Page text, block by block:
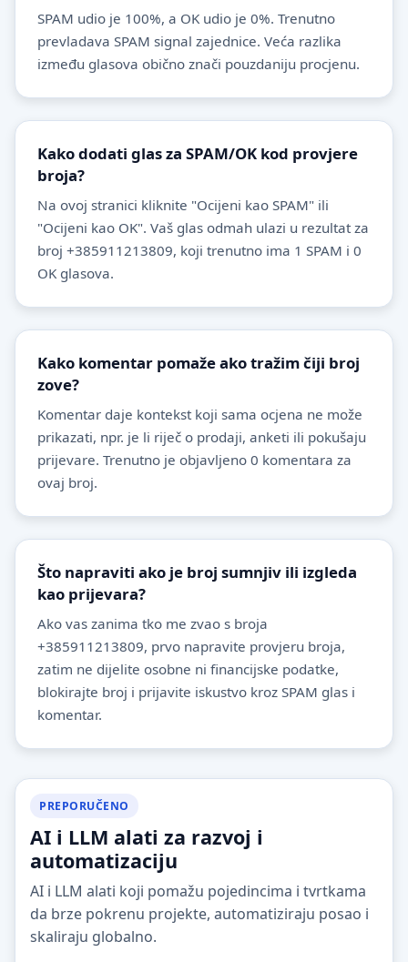
SPAM udio je 100%, a OK udio je 0%. Trenutno
prevladava SPAM signal zajednice. Veća razlika
između glasova obično znači pouzdaniju procjenu.
Kako dodati glas za SPAM/OK kod provjere
broja?
Na ovoj stranici kliknite "Ocijeni kao SPAM" ili
"Ocijeni kao OK". Vaš glas odmah ulazi u rezultat za
broj +385911213809, koji trenutno ima 1 SPAM i 0
OK glasova.
Kako komentar pomaže ako tražim čiji broj
zove?
Komentar daje kontekst koji sama ocjena ne može
prikazati, npr. je li riječ o prodaji, anketi ili pokušaju
prijevare. Trenutno je objavljeno 0 komentara za
ovaj broj.
Što napraviti ako je broj sumnjiv ili izgleda
kao prijevara?
Ako vas zanima tko me zvao s broja
+385911213809, prvo napravite provjeru broja,
zatim ne dijelite osobne ni financijske podatke,
blokirajte broj i prijavite iskustvo kroz SPAM glas i
komentar.
PREPORUČENO
AI i LLM alati za razvoj i
automatizaciju
AI i LLM alati koji pomažu pojedincima i tvrtkama
da brze pokrenu projekte, automatiziraju posao i
skaliraju globalno.